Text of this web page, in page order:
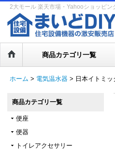
2大モール 楽天市場・Yahooショッピン
商品カテゴリ一覧
ホーム > 電気温水器 > 日本イトミッ
商品カテゴリ一覧
便座
便器
トイレアクセサリー